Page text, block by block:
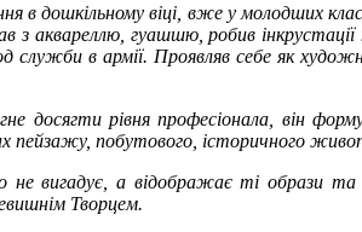
в дошкільному віці, вже у молодших
з аквареллю, гуашшю, робив
служби в армії. Проявляв себе як
досягти рівня професіонала, він
пейзажу, побутового, історичного
не вигадує, а відображає ті образи та
Творцем.